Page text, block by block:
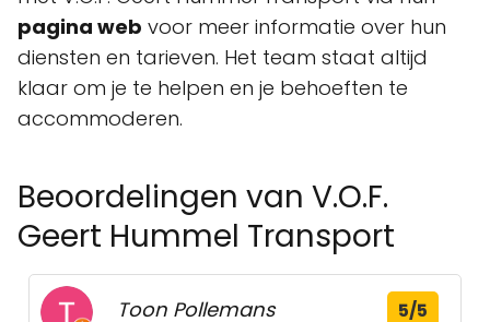
pagina web voor meer informatie over hun
diensten en tarieven. Het team staat altijd
klaar om je te helpen en je behoeften te
accommoderen.
Beoordelingen van V.O.F.
Geert Hummel Transport
Toon Pollemans 5/5